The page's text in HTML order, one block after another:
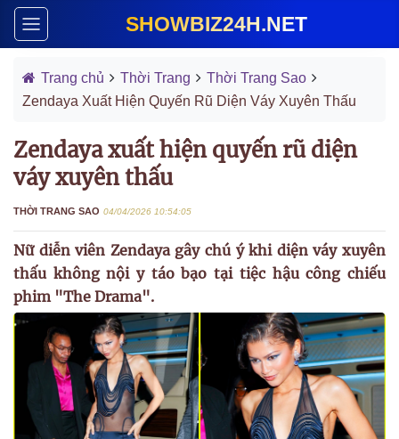
SHOWBIZ24H.NET
Trang chủ Thời Trang
Thời Trang Sao
Zendaya Xuất Hiện Quyến Rũ Diện Váy Xuyên Thấu
Zendaya xuất hiện quyến rũ diện
váy xuyên thấu
THỜI TRANG SAO 04/04/2026 10:54:05
Nữ diễn viên Zendaya gây chú ý khi diện váy xuyên
thấu không nội y táo bạo tại tiệc hậu công chiếu
phim "The Drama".